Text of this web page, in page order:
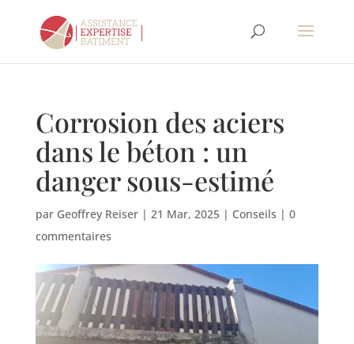
Corrosion des aciers
dans le béton : un
danger sous-estimé
par Geoffrey Reiser| 21 Mar, 2025| Conseils | 0
commentaires